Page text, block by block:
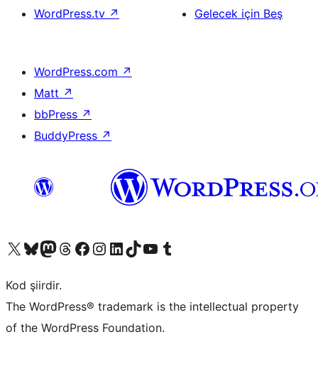
WordPress.tv ↗
Gelecek için Beş
WordPress.com ↗
Matt ↗
bbPress ↗
BuddyPress ↗
X (eski Twitter) hesabımıza bakın
Bluesky hesabımızı ziyaret edinMastodon hesabımızı ziyaret edinThreads hesabımızı ziyaret edinFacebook sayfamızı ziyaret edinInstagram hesabımızı ziyaret edinLinkedIn hesabımızı ziyaret edinTikTok hesabımızı ziyaret edinYouTube kanalımızı ziyaret edinTumblr hesabımızı ziyaret edin
Kod şiirdir.
The WordPress® trademark is the intellectual property
of the WordPress Foundation.